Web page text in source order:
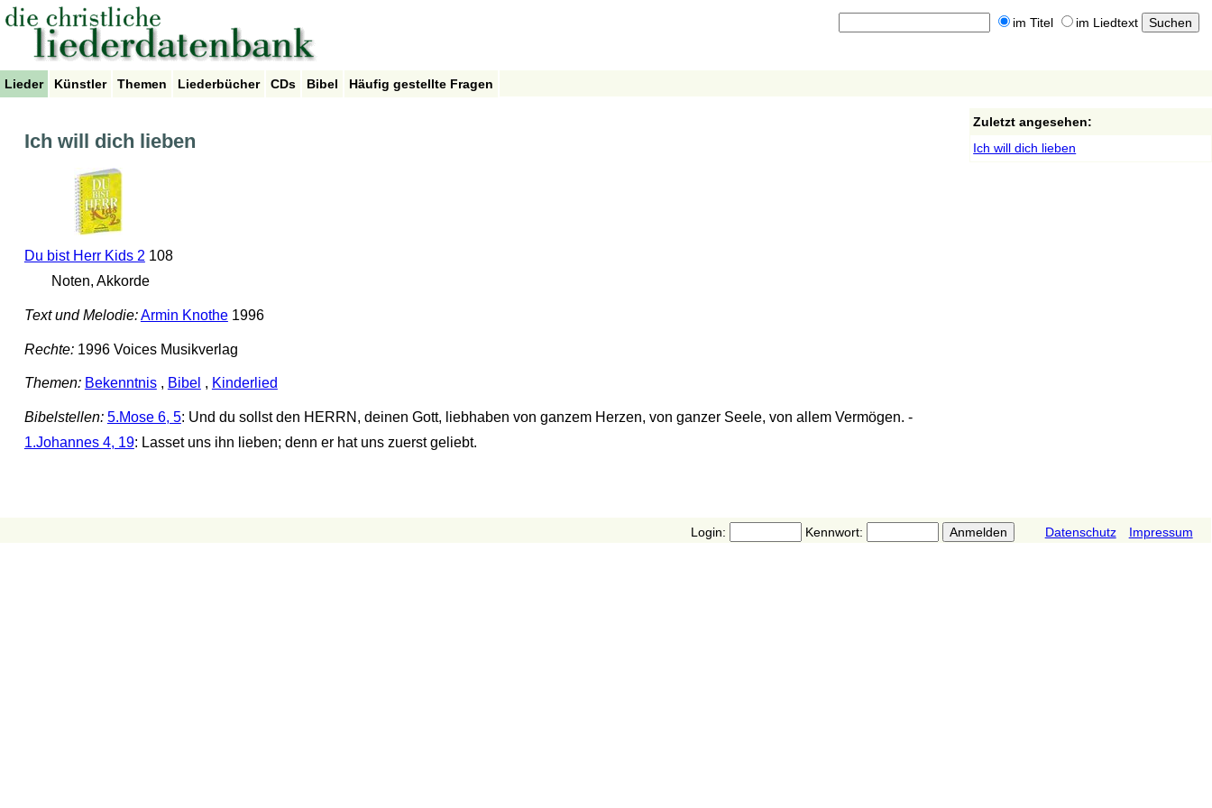
im Titel im Liedtext
Lieder Künstler Themen Liederbücher CDs Bibel Häufig gestellte Fragen
Ich will dich lieben
Du bist Herr Kids 2108
Noten, Akkorde
Text und Melodie:Armin Knothe1996
Rechte:1996 Voices Musikverlag
Themen: Bekenntnis, Bibel , Kinderlied
Bibelstellen: 5.Mose 6, 5: Und du sollst den HERRN, deinen Gott, liebhaben von ganzem Herzen, von ganzer Seele, von allem Vermögen. -
1.Johannes 4, 19: Lasset uns ihn lieben; denn er hat uns zuerst geliebt.
Zuletzt angesehen:
Ich will dich lieben
Login: Kennwort: Datenschutz Impressum